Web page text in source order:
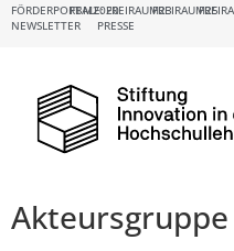
NEWSLETTER PRESSE
FÖRDERPORTALE:
FBM2020FREIRAUM23FREIRAUM25
Akteursgruppe